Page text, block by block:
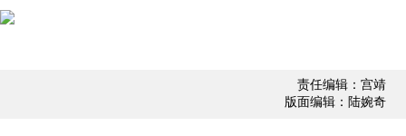
责任编辑：宫靖
版面编辑：陆婉奇